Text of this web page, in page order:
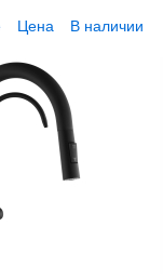
Цена В наличии